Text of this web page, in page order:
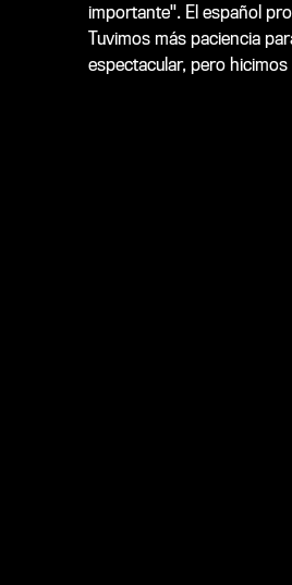
importante". El español
Tuvimos más paciencia
espectacular, pero